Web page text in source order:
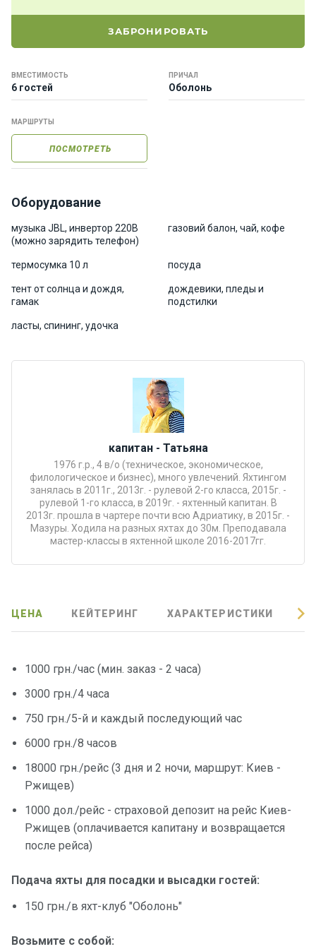
ЗАБРОНИРОВАТЬ
ВМЕСТИМОСТЬ
6 гостей
ПРИЧАЛ
Оболонь
МАРШРУТЫ
ПОСМОТРЕТЬ
Оборудование
музыка JBL, инвертор 220В
(можно зарядить телефон)
газовий балон, чай, кофе
термосумка 10 л посуда
тент от солнца и дождя,
гамак
дождевики, пледы и
подстилки
ласты, спининг, удочка
капитан - Татьяна
1976 г.р., 4 в/о (техническое, экономическое,
филологическое и бизнес), много увлечений. Яхтингом
занялась в 2011г., 2013г. - рулевой 2-го класса, 2015г. -
рулевой 1-го класса, в 2019г. - яхтенный капитан. В
2013г. прошла в чартере почти всю Адриатику, в 2015г. -
Мазуры. Ходила на разных яхтах до 30м. Преподавала
мастер-классы в яхтенной школе 2016-2017гг.
ЦЕНА КЕЙТЕРИНГ ХАРАКТЕРИСТИКИ
1000 грн./час (мин. заказ - 2 часа)
3000 грн./4 часа
750 грн./5-й и каждый последующий час
6000 грн./8 часов
18000 грн./рейс (3 дня и 2 ночи, маршрут: Киев -
Ржищев)
1000 дол./рейс - страховой депозит на рейс Киев-
Ржищев (оплачивается капитану и возвращается
после рейса)
Подача яхты для посадки и высадки гостей:
150 грн./в яхт-клуб "Оболонь"
Возьмите с собой:
т
е
р
О нас
Програ
ммы
отдыха
Речные
прогулк
и
ы